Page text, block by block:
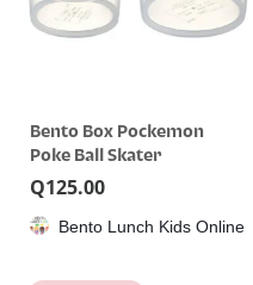
Bento Box Pockemon
Poke Ball Skater
Q125.00
Bento Lunch Kids Online